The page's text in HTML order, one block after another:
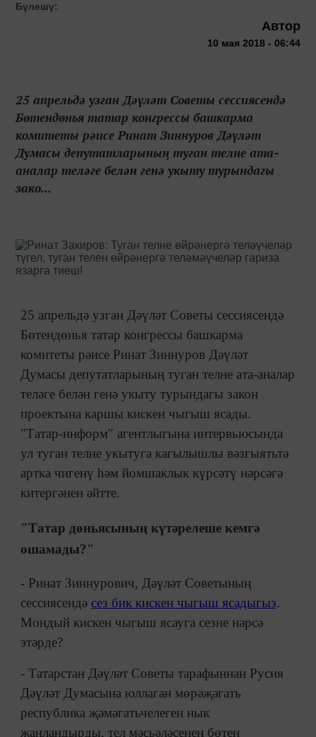
Бүлешү:
Автор
10 мая 2018 - 06:44
25 апрельдә узган Дәүләт Советы сессиясендә
Бөтендөнья татар конгрессы башкарма
комитеты рәисе Ринат Зиннуров Дәүләт
Думасы депутатларының туган телне ата-
аналар теләге белән генә укыту турындагы
зако...
25 апрельдә узган Дәүләт Советы сессиясендә
Бөтендөнья татар конгрессы башкарма
комитеты рәисе Ринат Зиннуров Дәүләт
Думасы депутатларының туган телне ата-аналар
теләге белән генә укыту турындагы закон
проектына каршы кискен чыгыш ясады.
"Татар-информ" агентлыгына интервьюсында
ул туган телне укытуга кагылышлы вәзгыятьтә
артка чигенү һәм йомшаклык күрсәтү нәрсәгә
китергәнен әйтте.
"Татар дөньясының күтәрелеше кемгә
ошамады?"
- Ринат Зиннурович, Дәүләт Советының
сессиясендә сез бик кискен чыгыш ясадыгыз.
Мондый кискен чыгыш ясауга сезне нәрсә
этәрде?
- Татарстан Дәүләт Советы тарафыннан Русия
Дәүләт Думасына юллаган мөрәҗәгать
республика җәмәгатьчелеген нык
җанландырды, тел мәсьәләсенең бөтен